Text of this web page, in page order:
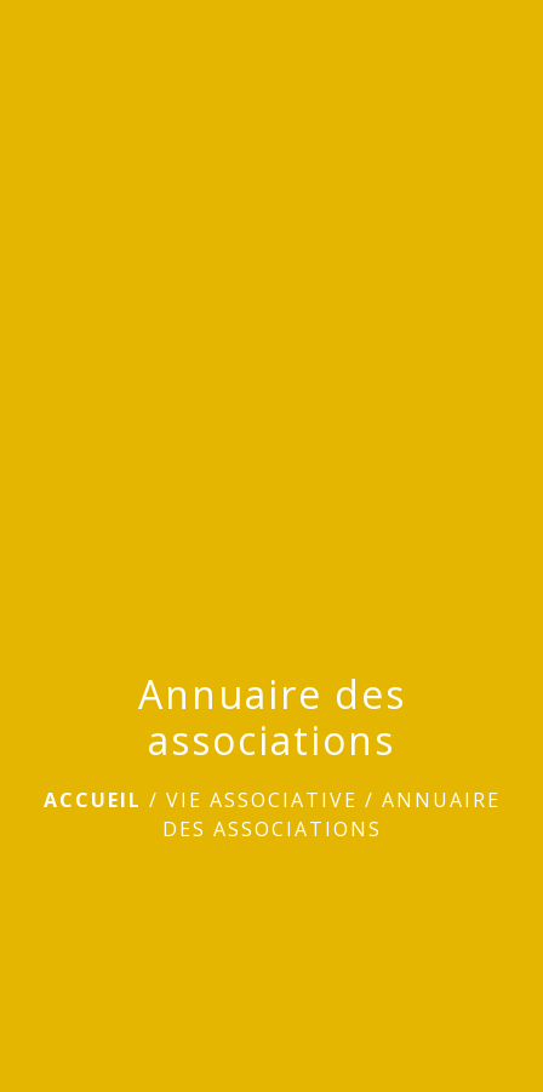
Annuaire des
associations
ACCUEIL / VIE ASSOCIATIVE / ANNUAIRE
DES ASSOCIATIONS